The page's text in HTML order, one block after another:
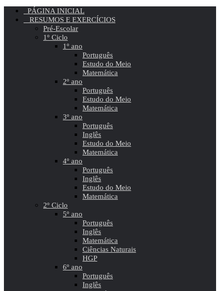
PÁGINA INICIAL
RESUMOS E EXERCÍCIOS
Pré-Escolar
1º Ciclo
1º ano
Português
Estudo do Meio
Matemática
2º ano
Português
Estudo do Meio
Matemática
3º ano
Português
Inglês
Estudo do Meio
Matemática
4º ano
Português
Inglês
Estudo do Meio
Matemática
2º Ciclo
5º ano
Português
Inglês
Matemática
Ciências Naturais
HGP
6º ano
Português
Inglês